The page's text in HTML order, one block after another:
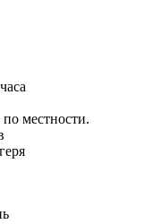
местности.